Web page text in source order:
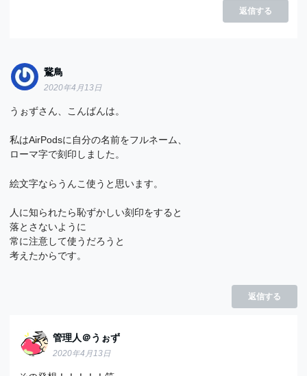
返信する
鵞鳥
2020年4月13日
うぉずさん、こんばんは。
私はAirPodsに自分の名前をフルネーム、
ローマ字で刻印しました。
絵文字ならうんこ使うと思います。
人に知られたら恥ずかしい刻印をすると
落とさないように
常に注意して使うだろうと
考えたからです。
返信する
管理人＠うぉず
2020年4月13日